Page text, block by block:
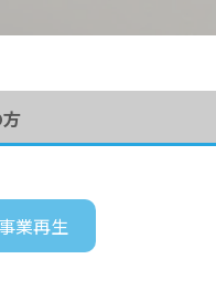
業再生